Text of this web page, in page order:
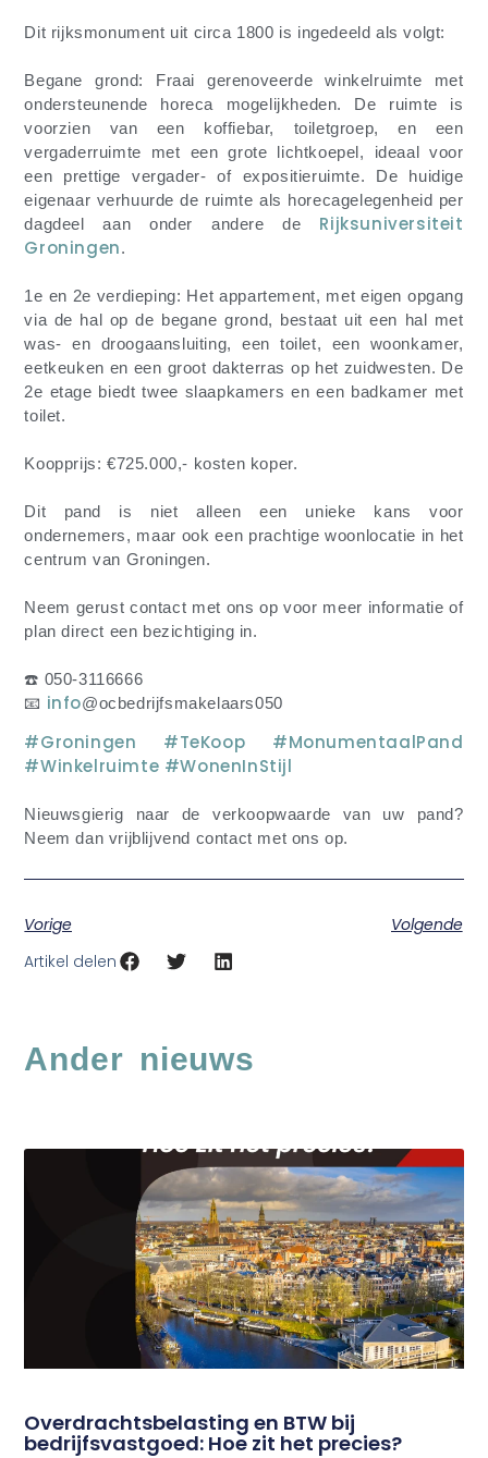
Dit rijksmonument uit circa 1800 is ingedeeld als volgt:
Begane grond: Fraai gerenoveerde winkelruimte met
ondersteunende horeca mogelijkheden. De ruimte is
voorzien van een koffiebar, toiletgroep, en een
vergaderruimte met een grote lichtkoepel, ideaal voor
een prettige vergader- of expositieruimte. De huidige
eigenaar verhuurde de ruimte als horecagelegenheid per
dagdeel aan onder andere de Rijksuniversiteit
Groningen.
1e en 2e verdieping: Het appartement, met eigen opgang
via de hal op de begane grond, bestaat uit een hal met
was- en droogaansluiting, een toilet, een woonkamer,
eetkeuken en een groot dakterras op het zuidwesten. De
2e etage biedt twee slaapkamers en een badkamer met
toilet.
Koopprijs: €725.000,- kosten koper.
Dit pand is niet alleen een unieke kans voor
ondernemers, maar ook een prachtige woonlocatie in het
centrum van Groningen.
Neem gerust contact met ons op voor meer informatie of
plan direct een bezichtiging in.
☎️ 050-3116666
📧 info@ocbedrijfsmakelaars050
#Groningen #TeKoop
#MonumentaalPand
#Winkelruimte #WonenInStijl
Nieuwsgierig naar de verkoopwaarde van uw pand?
Neem dan vrijblijvend contact met ons op.
Vorige
Volgende
Artikel delen
Ander nieuws
Overdrachtsbelasting en BTW bij
bedrijfsvastgoed: Hoe zit het precies?